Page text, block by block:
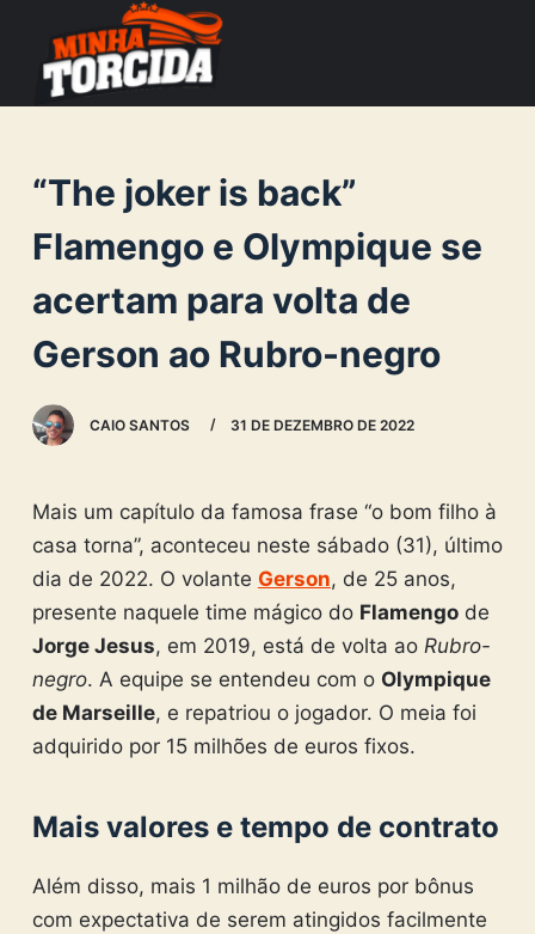
c
o
n
e
“The joker is back”
Flamengo e Olympique se
acertam para volta de
Gerson ao Rubro-negro
CAIO SANTOS 31 DE DEZEMBRO DE 2022
Mais um capítulo da famosa frase “o bom filho à
casa torna”, aconteceu neste sábado (31), último
dia de 2022. O volante Gerson, de 25 anos,
presente naquele time mágico do Flamengode
Jorge Jesus, em 2019, está de volta ao Rubro-
negro. A equipe se entendeu com o Olympique
de Marseille, e repatriou o jogador. O meia foi
adquirido por 15 milhões de euros fixos.
Mais valores e tempo de contrato
Além disso, mais 1 milhão de euros por bônus
com expectativa de serem atingidos facilmente